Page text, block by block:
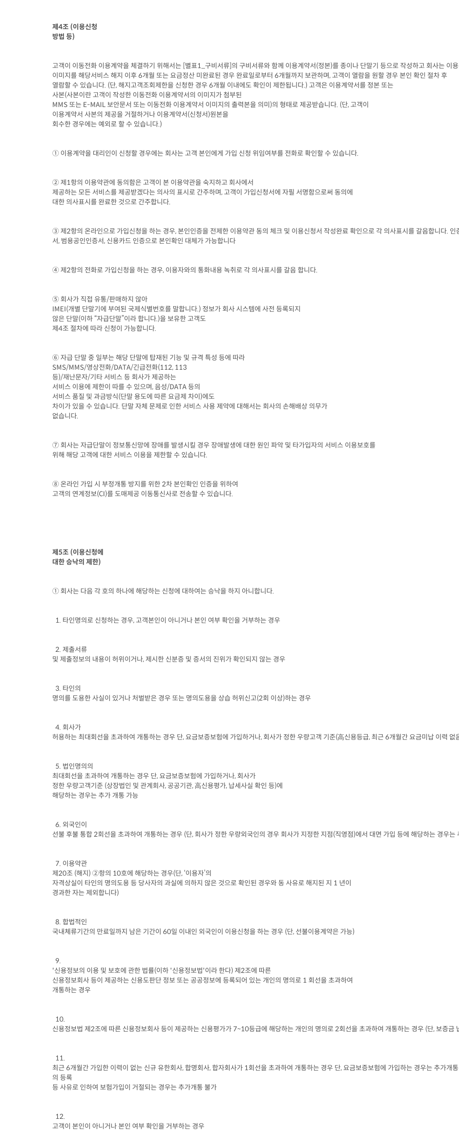
제 4조 (이용신청
방법 등)
고객이 이동전화 이용계약을 체결하기 위해서는 [별표1_ 구비서류]의 구비서류와 함께 이용계약서(정본)를 종이나 단말기 등으로 작성하고 회사는 이
이미지를 해당서비스 해지 이후 6개월 또는 요금정산 미완료된 경우 완료일로부터 6개월까지 보관하며, 고객이 열람을 원할 경우 본인 확인 절차 후
열람할 수 있습니다. (단, 해지고객조회제한을 신청한 경우 6개월 이내에도 확인이 제한됩니다.) 고객은 이용계약서를 정본 또는
사본(사본이란 고객이 작성한 이동전화 이용계약서의 이미지가 첨부된
MMS 또는 E-MAIL 보안문서 또는 이동전화 이용계약서 이미지의 출력본을 의미)의 형태로 제공받습니다. (단, 고객이
이용계약서 사본의 제공을 거절하거나 이용계약서(신청서)원본을
회수한 경우에는 예외로 할 수 있습니다.)
① 이용계약을 대리인이 신청할 경우에는 회사는 고객 본인에게 가입 신청 위임여부를 전화로 확인할 수 있습니다.
② 제 1항의 이용약관에 동의함은 고객이 본 이용약관을 숙지하고 회사에서
제공하는 모든 서비스를 제공받겠다는 의사의 표시로 간주하며, 고객이 가입신청서에 자필 서명함으로써 동의에
대한 의사표시를 완료한 것으로 간주합니다.
③ 제2항의 온라인으로 가입신청을 하는 경우, 본인인증을 전제한 이용약관 동의 체크 및 이용신청서 작성완료 확인으로 각 의사표시를 갈음합니다. 인
서, 범용공인인증서, 신용카드 인증으로 본인확인 대체가 가능합니다
④ 제2항의 전화로 가입신청을 하는 경우, 이용자와의 통화내용 녹취로 각 의사표시를 갈음 합니다.
⑤ 회사가 직접 유통/판매하지 않아
IMEI(개별 단말기에 부여된 국제식별번호를 말합니다.) 정보가 회사 시스템에 사전 등록되지
않은 단말(이하 “자급단말”이라 합니다.)을 보유한 고객도
제4조 절차에 따라 신청이 가능합니다.
⑥ 자급 단말 중 일부는 해당 단말에 탑재된 기능 및 규격 특성 등에 따라
SMS/MMS/영상전화/DATA/긴급전화
등)/재난문자/기타 서비스 등 회사가 제공하는
서비스 이용에 제한이 따를 수 있으며, 음성/DATA 등의
서비스 품질 및 과금방식(단말 용도에 따른 요금제 차이)에도
차이가 있을 수 있습니다. 단말 자체 문제로 인한 서비스 사용 제약에 대해서는 회사의 손해배상 의무가
없습니다.
⑦ 회사는 자급단말이 정보통신망에 장애를 발생시킬 경우 장애발생에 대한 원인 파악 및 타가입자의 서비스 이용보호를
위해 해당 고객에 대한 서비스 이용을 제한할 수 있습니다.
⑧ 온라인 가입 시 부정개통 방지를 위한 2차 본인확인 인증을 위하여
고객의 연계정보(CI)를 도매제공 이동통신사로 전송할 수 있습니다.
제 5조 (이용신청에
대한 승낙의 제한)
① 회사는 다음 각 호의 하나에 해당하는 신청에 대하여는 승낙을 하지 아니합니다.
  1.
타인명의로 신청하는 경우, 고객본인이 아니거나 본인 여부 확인을 거부하는 경우
  2.
제출서류
및 제출정보의 내용이 허위이거나, 제시한 신분증 및 증서의 진위가 확인되지 않는 경우
  3.
타인의
명의를 도용한 사실이 있거나 처벌받은 경우 또는 명의도용을 상습 허위신고(2회 이상)하는 경우
  4.
회사가
허용하는 최대회선을 초과하여 개통하는 경우 단, 요금보증보험에 가입하거나, 회사가 정한 우량고객 기준(高신용등급, 최근 6개월간 요금미납 이력 없
  5.
법인명의의
최대회선을 초과하여 개통하는 경우 단, 요금보증보험에 가입하거나, 회사가
정한 우량고객기준 (상장법인 및 관계회사, 공공기관, 高신용평가, 납세사실 확인 등)에
해당하는 경우는 추가 개통 가능
  6.
외국인이
선불 후불 통합 2회선을 초과하여 개통하는 경우 (단, 회사가 정한 우량외국인의 경우 회사가 지정한 지점(직영점)에서 대면 가입 등에 해당하는 경우는
  7.
이용약관
제20조 (해지) ②항의 10호에 해당하는 경우(단, ‘이용자’의
자격상실이 타인의 명의도용 등 당사자의 과실에 의하지 않은 것으로 확인된 경우와 동 사유로 해지된 지 1 년이
경과한 자는 제외합니다)
  8.
합법적인
국내체류기간의 만료일까지 남은 기간이 60일 이내인 외국인이 이용신청을 하는 경우 (단, 선불이용계약은 가능)
'신용정보의 이용 및 보호에 관한 법률(이하 '신용정보법'이라 한다) 제2조에 따른
신용정보회사 등이 제공하는 신용도판단 정보 또는 공공정보에 등록되어 있는 개인의 명의로 1 회선을 초과하여
개통하는 경우
신용정보법 제2조에 따른 신용정보회사 등이 제공하는 신용평가가 7~10등급에 해당하는 개인의 명의로 2회선을 초과하여 개통하는 경우 (단, 보증금
최근 6개월간 가입한 이력이 없는 신규 유한회사, 합명회사, 합자회사가 1회선을 초과하여 개통하는 경우 단, 요금보증보험에 가입하는 경우는 추가개
의 등록
등 사유로 인하여 보험가입이 거절되는 경우는 추가개통 불가
고객이 본인이 아니거나 본인 여부 확인을 거부하는 경우